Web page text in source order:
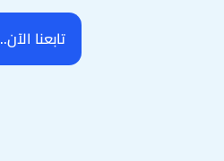
تابعنا الآن..